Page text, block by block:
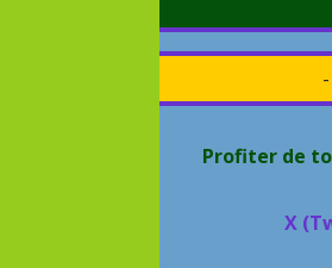
Profiter de
X